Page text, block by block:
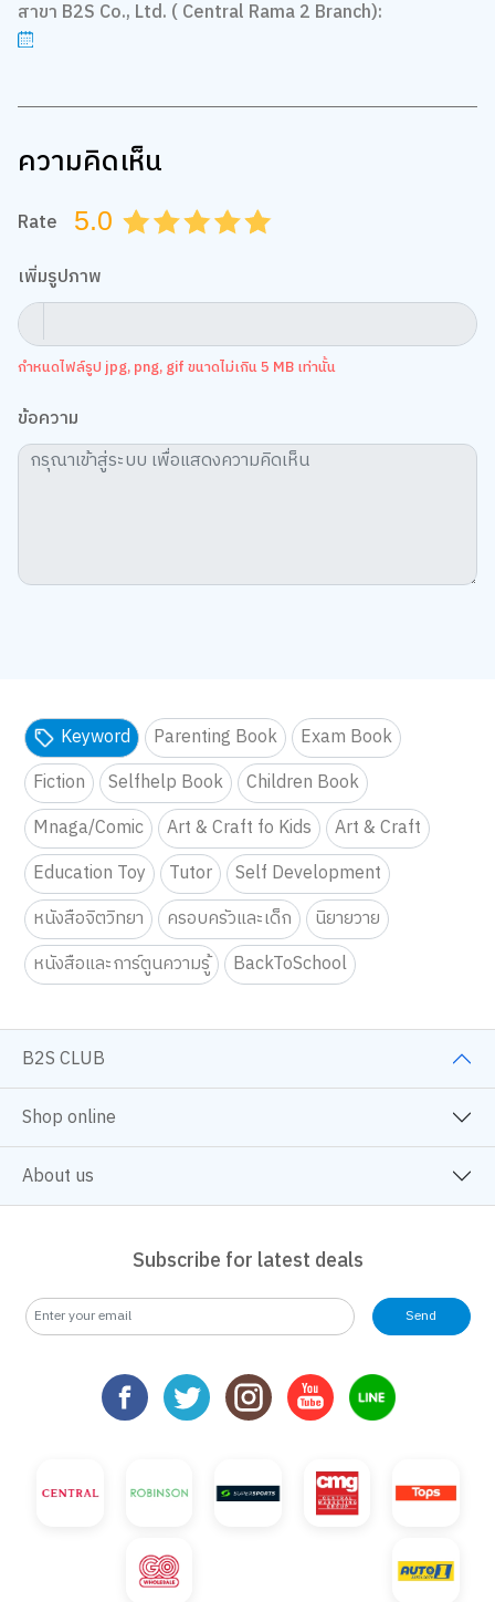
สาขา B2S Co., Ltd. ( Central Rama 2 Branch):
ความคิดเห็น
Rate 5.0 4.5
4.0
3.5
3.0
2.5
2.0
1.5
1.0
0.5
เพิ่มรูปภาพ
กำหนดไฟล์รูป jpg, png, gif ขนาดไม่เกิน 5 MB เท่านั้น
ข้อความ
Keyword Parenting Book
Exam Book
Fiction
Selfhelp Book
Children Book
Mnaga/Comic
Art & Craft fo Kids
Art & Craft
Education Toy
Tutor
Self Development
หนังสือจิตวิทยา
ครอบครัวและเด็ก
นิยายวาย
หนังสือและการ์ตูนความรู้
BackToSchool
B2S CLUB
Shop online
About us
Subscribe for latest deals
Send